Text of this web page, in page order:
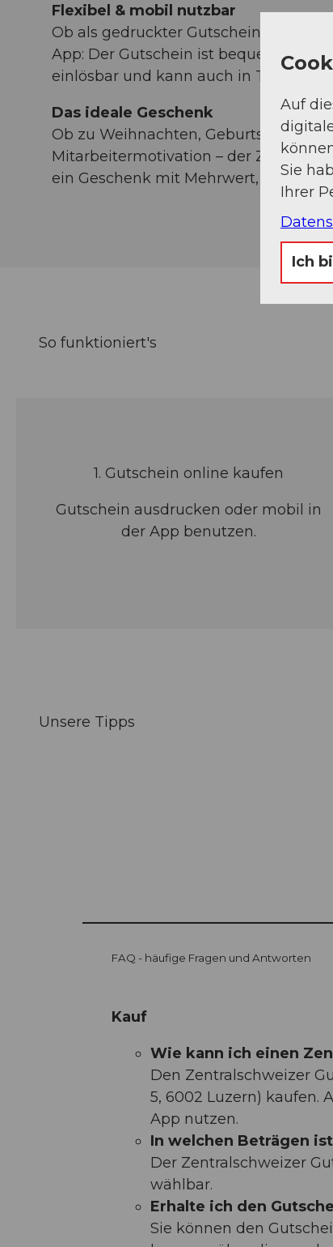
Flexibel & mobil nutzbar
Ob als gedruckter Gutschein oder
App: Der Gutschein ist bequem mit
einlösbar und kann auch in
Das ideale Geschenk
Ob zu Weihnachten, Geburtstagen,
Mitarbeitermotivation – der
ein Geschenk mit Mehrwert, das in
So funktioniert's
1. Gutschein online kaufen
Gutschein ausdrucken oder mobil in
der App benutzen.
Unsere Tipps
FAQ - häufige Fragen und Antworten
Kauf
Wie kann ich einen
Den Zentralschweizer
5, 6002 Luzern) kaufen.
App nutzen.
In welchen Beträgen
Der Zentralschweizer
wählbar.
Erhalte ich den
Sie können den
Auf
Sie
Ihrer
Ich